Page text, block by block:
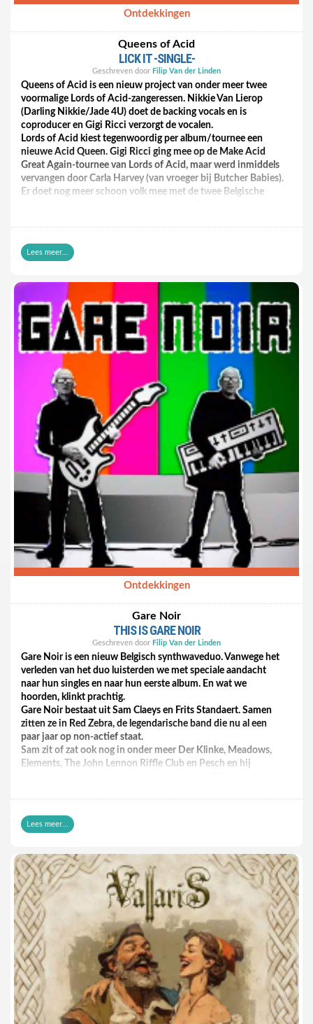
Ontdekkingen
Queens of Acid
LICK IT -SINGLE-
Geschreven door Filip Van der Linden
Queens of Acid is een nieuw project van onder meer twee
voormalige Lords of Acid-zangeressen. Nikkie Van Lierop
(Darling Nikkie/Jade 4U) doet de backing vocals en is
coproducer en Gigi Ricci verzorgt de vocalen.
Lords of Acid kiest tegenwoordig per album/tournee een
nieuwe Acid Queen. Gigi Ricci ging mee op de Make Acid
Great Again-tournee van Lords of Acid, maar werd inmiddels
vervangen door Carla Harvey (van vroeger bij Butcher Babies).
Er doet nog meer schoon volk mee met de twee Belgische
elkaar.
En de eerste track zou met zijn licht provocerende lyrics en
kunnen staan. En dat is waarschijnlijk een beetje de
bedoeling: tonen dat de dames niet zomaar een inwisselbaar
poppetje zijn, maar dat ze effectief een song kunnen dragen
en producen. Als dat de bedoeling was, dan is dit project al
geslaagd met deze single. Maar ik hoop dat er meer in zit. Een
volledig album zou leuk zijn. En een tournee, waarom niet.
Deze wereld heeft zeker nog wat meer acid nodig.
https://www.youtube.com/watch?v=MeAFfv-31j4
Lees meer...
Ontdekkingen
Gare Noir
THIS IS GARE NOIR
Geschreven door Filip Van der Linden
Gare Noir is een nieuw Belgisch synthwaveduo. Vanwege het
verleden van het duo luisterden we met speciale aandacht
naar hun singles en naar hun eerste album. En wat we
hoorden, klinkt prachtig.
Gare Noir bestaat uit Sam Claeys en Frits Standaert. Samen
zitten ze in Red Zebra, de legendarische band die nu al een
paar jaar op non-actief staat.
Sam zit of zat ook nog in onder meer Der Klinke, Meadows,
Elements, The John Lennon Riffle Club en Pesch en hij
interessante bandnamen om te droppen, maar de ervaring
leert dat een mooi curriculum niet altijd een automatische
Als Gare Noir hebben Sam en Frits iets moois gemaakt. Niet
elke track van hun debuutalbum klinkt knisperend fris, wel
krijgen we een vertrouwde sound die altijd weet te
charmeren. De som is meer dan de wiskundige optelsom van
de individuen en dat is op zich al een goed teken. Inzake
songopbouw en productie hebben ze alles prima voor elkaar,
daar bij Gare Noir.
De reeds uitgebrachte singles zijn die tracks van het album
die boven het maaiveld uitkomen: “Crossfire of Lies”, “Lost in
the System”, “Dark Desire” en “Never Break”, maar er zitten
nog meer parels in deze schatkist van een album. Het album
beslaat het hele speelveld van de synthwave, van donkere en
dreigende retro postpunk en EBM tot dansbare en eerder
Lees meer...